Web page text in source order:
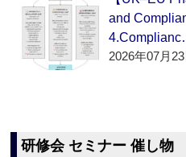
and
2026年07月
研修会 セミナー 催し物